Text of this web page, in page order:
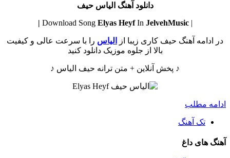
دانلود آهنگ الیاس حیف
| Download Song
Elyas HeyfIn JelvehMusic |
در ادامه آهنگ حیف کاری زیبا از الیاس را با سرعت عالی و کیفیت
بالا از جلوه موزیک دانلود کنید
♪ پخش آنلاین + متن ترانه حیف الیاس ♪
ادامه مطلب
تک آهنگ
آهنگ های داغ